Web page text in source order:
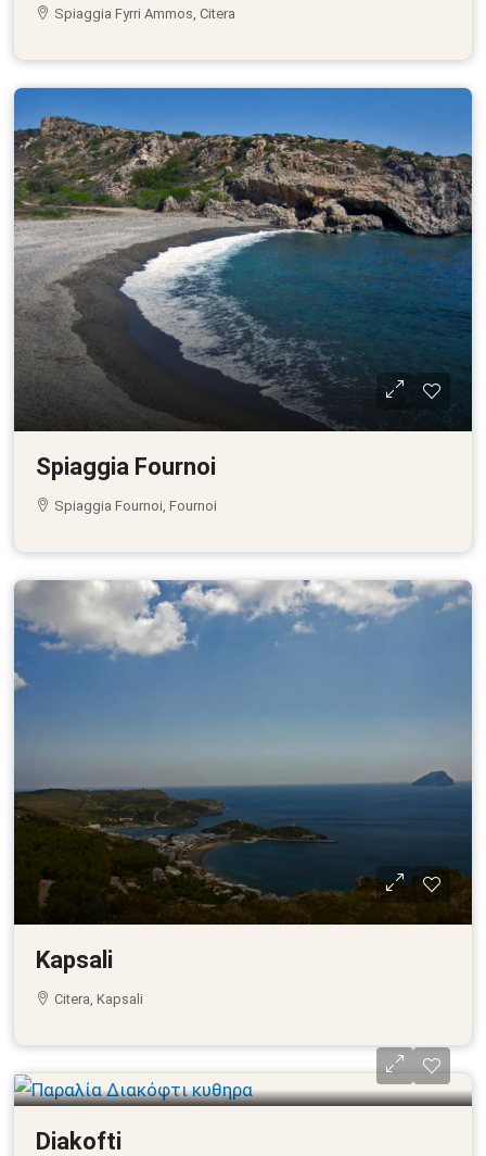
Spiaggia Fyrri Ammos, Citera
Spiaggia Fournoi
Spiaggia Fournoi, Fournoi
Kapsali
Citera, Kapsali
Diakofti